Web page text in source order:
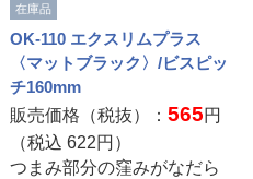
在庫品
OK-110 エクスリムプラス
〈マットブラック〉/ビスピッ
チ160mm
販売価格（税抜）： 565円
（税込 622円）
つまみ部分の窪みがなだら